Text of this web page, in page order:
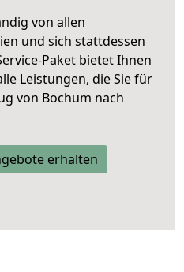
von allen
und sich stattdessen
Paket bietet Ihnen
Leistungen, die Sie für
von Bochum nach
erhalten